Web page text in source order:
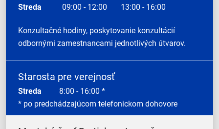
Streda
09:00 - 12:00 13:00 - 16:00
Konzultačné hodiny, poskytovanie konzultácií
odbornými zamestnancami jednotlivých útvarov.
Starosta pre verejnosť
Streda 8:00 - 16:00 *
* po predchádzajúcom telefonickom dohovore